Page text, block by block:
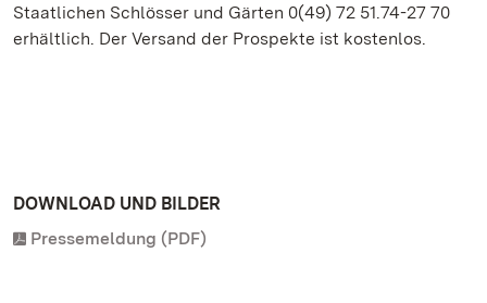
Staatlichen Schlösser und Gärten 0(49) 72 51.74-27 70
erhältlich. Der Versand der Prospekte ist kostenlos.
DOWNLOAD UND BILDER
Pressemeldung (PDF)